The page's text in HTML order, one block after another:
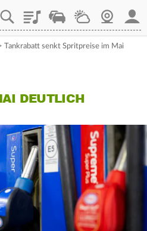
PlaylistStaupilotWetterWebcam
Tankrabatt senkt Spritpreise im Mai
DEUTLICH